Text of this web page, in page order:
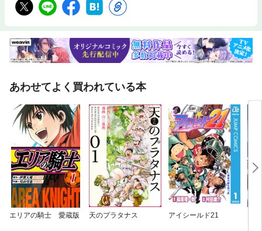
あわせてよく買われている本
エリアの騎士 愛蔵版 天のプラタナス アイシールド21